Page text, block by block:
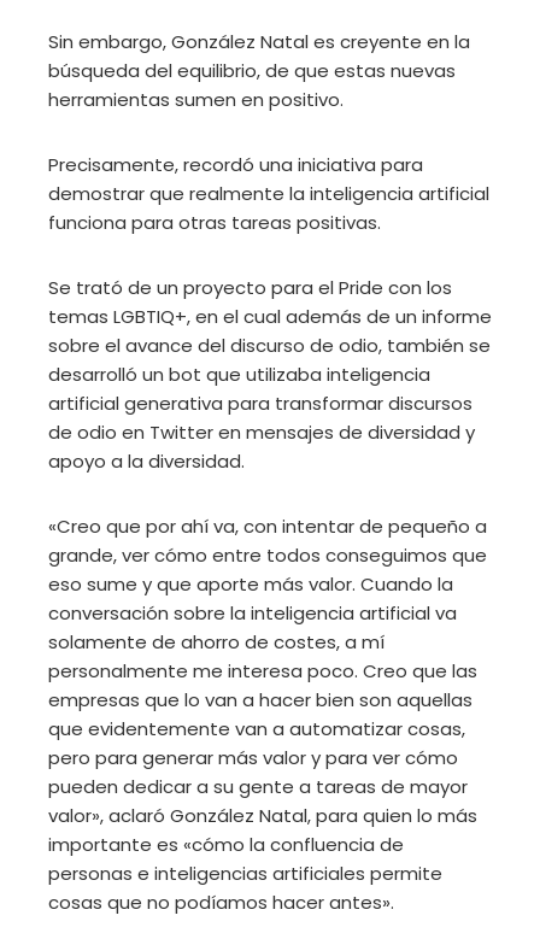
Sin embargo, González Natal es creyente en la
búsqueda del equilibrio, de que estas nuevas
herramientas sumen en positivo.
Precisamente, recordó una iniciativa para
demostrar que realmente la inteligencia artificial
funciona para otras tareas positivas.
Se trató de un proyecto para el Pride con los
temas LGBTIQ+, en el cual además de un informe
sobre el avance del discurso de odio, también se
desarrolló un bot que utilizaba inteligencia
artificial generativa para transformar discursos
de odio en Twitter en mensajes de diversidad y
apoyo a la diversidad.
«Creo que por ahí va, con intentar de pequeño a
grande, ver cómo entre todos conseguimos que
eso sume y que aporte más valor. Cuando la
conversación sobre la inteligencia artificial va
solamente de ahorro de costes, a mí
personalmente me interesa poco. Creo que las
empresas que lo van a hacer bien son aquellas
que evidentemente van a automatizar cosas,
pero para generar más valor y para ver cómo
pueden dedicar a su gente a tareas de mayor
valor», aclaró González Natal, para quien lo más
importante es «cómo la confluencia de
personas e inteligencias artificiales permite
cosas que no podíamos hacer antes».